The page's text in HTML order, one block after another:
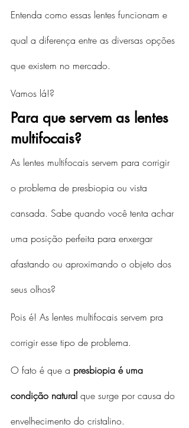
Entenda como essas lentes funcionam e
qual a diferença entre as diversas opções
que existem no mercado.
Vamos lá!?
Para que servem as lentes
multifocais?
As lentes multifocais servem para corrigir
o problema de presbiopia ou vista
cansada. Sabe quando você tenta achar
uma posição perfeita para enxergar
afastando ou aproximando o objeto dos
seus olhos?
Pois é! As lentes multifocais servem pra
corrigir esse tipo de problema.
O fato é que a presbiopia é uma
condição natural que surge por causa do
envelhecimento do cristalino.